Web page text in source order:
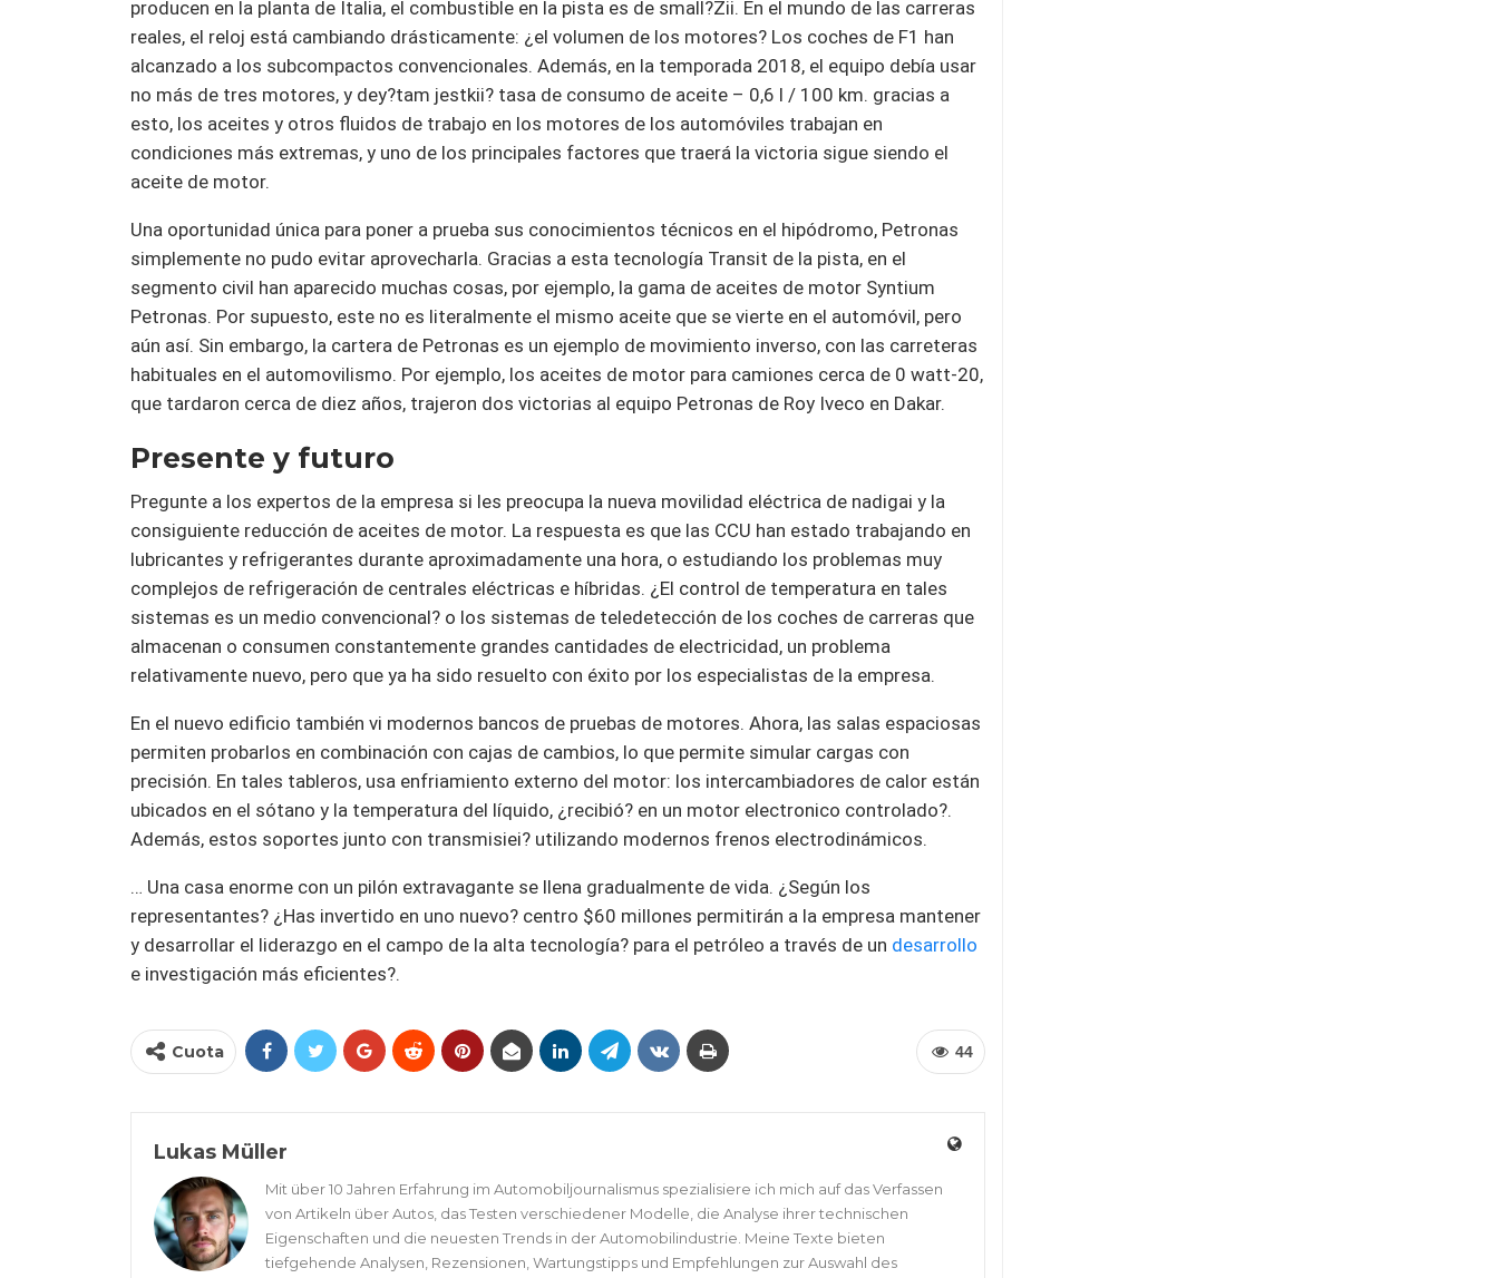
producen en la planta de Italia, el combustible en la pista es de small?Zii. En el mundo de las carreras
reales, el reloj está cambiando drásticamente: ¿el volumen de los motores? Los coches de F1 han
alcanzado a los subcompactos convencionales. Además, en la temporada 2018, el equipo debía usar
no más de tres motores, y dey?tam jestkii? tasa de consumo de aceite – 0,6 l / 100 km. gracias a
esto, los aceites y otros fluidos de trabajo en los motores de los automóviles trabajan en
condiciones más extremas, y uno de los principales factores que traerá la victoria sigue siendo el
aceite de motor.
Una oportunidad única para poner a prueba sus conocimientos técnicos en el hipódromo, Petronas
simplemente no pudo evitar aprovecharla. Gracias a esta tecnología Transit de la pista, en el
segmento civil han aparecido muchas cosas, por ejemplo, la gama de aceites de motor Syntium
Petronas. Por supuesto, este no es literalmente el mismo aceite que se vierte en el automóvil, pero
aún así. Sin embargo, la cartera de Petronas es un ejemplo de movimiento inverso, con las carreteras
habituales en el automovilismo. Por ejemplo, los aceites de motor para camiones cerca de 0 watt-20,
que tardaron cerca de diez años, trajeron dos victorias al equipo Petronas de Roy Iveco en Dakar.
Presente y futuro
Pregunte a los expertos de la empresa si les preocupa la nueva movilidad eléctrica de nadigai y la
consiguiente reducción de aceites de motor. La respuesta es que las CCU han estado trabajando en
lubricantes y refrigerantes durante aproximadamente una hora, o estudiando los problemas muy
complejos de refrigeración de centrales eléctricas e híbridas. ¿El control de temperatura en tales
sistemas es un medio convencional? o los sistemas de teledetección de los coches de carreras que
almacenan o consumen constantemente grandes cantidades de electricidad, un problema
relativamente nuevo, pero que ya ha sido resuelto con éxito por los especialistas de la empresa.
En el nuevo edificio también vi modernos bancos de pruebas de motores. Ahora, las salas espaciosas
permiten probarlos en combinación con cajas de cambios, lo que permite simular cargas con
precisión. En tales tableros, usa enfriamiento externo del motor: los intercambiadores de calor están
ubicados en el sótano y la temperatura del líquido, ¿recibió? en un motor electronico controlado?.
Además, estos soportes junto con transmisiei? utilizando modernos frenos electrodinámicos.
… Una casa enorme con un pilón extravagante se llena gradualmente de vida. ¿Según los
representantes? ¿Has invertido en uno nuevo? centro $60 millones permitirán a la empresa mantener
y desarrollar el liderazgo en el campo de la alta tecnología? para el petróleo a través de un desarrollo
e investigación más eficientes?.
44
Cuota
Lukas Müller
Mit über 10 Jahren Erfahrung im Automobiljournalismus spezialisiere ich mich auf das Verfassen
von Artikeln über Autos, das Testen verschiedener Modelle, die Analyse ihrer technischen
Eigenschaften und die neuesten Trends in der Automobilindustrie. Meine Texte bieten
tiefgehende Analysen, Rezensionen, Wartungstipps und Empfehlungen zur Auswahl des